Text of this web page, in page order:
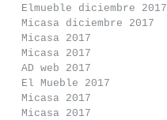
Elmueble diciembre 2017
Micasa diciembre 2017
Micasa 2017
Micasa 2017
AD web 2017
El Mueble 2017
Micasa 2017
Micasa 2017